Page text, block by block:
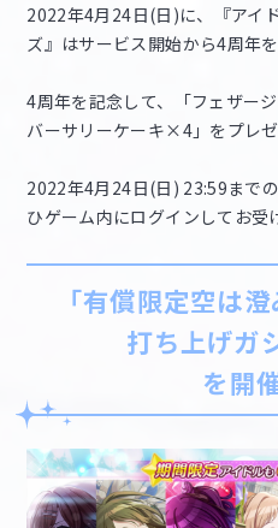
2022年4月24日(日)に、『アイ
ズ』はサービス開始から4周年
4周年を記念して、「フェザー
バーサリーケーキ×4」をプレ
2022年4月24日(日) 23:59まで
ひゲーム内にログインしてお受
「有償限定空は
打ち上げガ
を開